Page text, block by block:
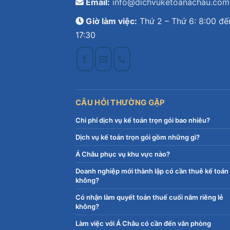
Giờ làm việc: Thứ 2 – Thứ 6: 8:00
17:30
CÂU HỎI THƯỜNG GẶP
Chi phí dịch vụ kế toán trọn gói bao nhiêu?
Dịch vụ kế toán trọn gói gồm những gì?
Á Châu phục vụ khu vực nào?
Doanh nghiệp mới thành lập có cần thuê kế toán
không?
Có nhận làm quyết toán thuế cuối năm riêng lẻ
không?
Làm việc với Á Châu có cần đến văn phòng